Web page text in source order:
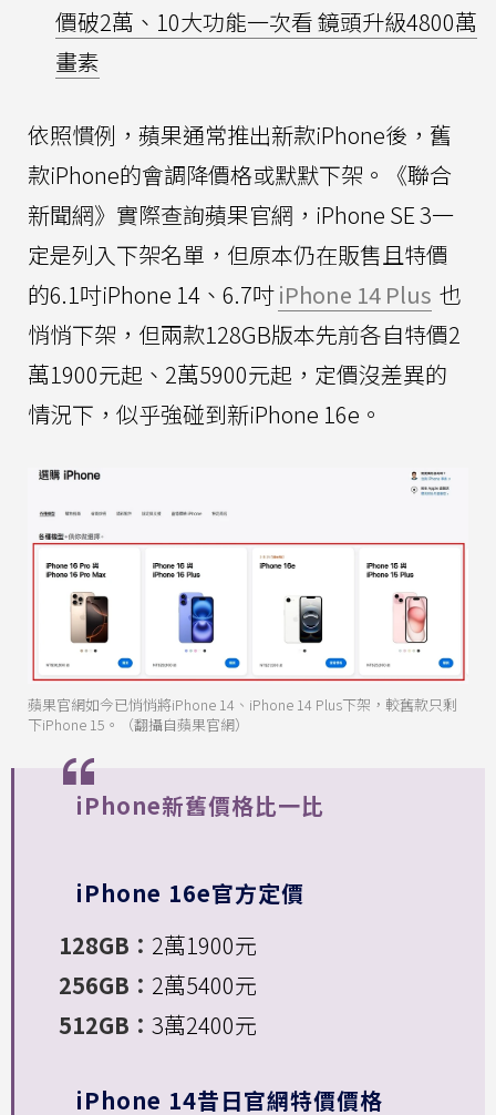
價破2萬、10大功能一次看 鏡頭升級4800萬
畫素
依照慣例，蘋果通常推出新款iPhone後，舊
款iPhone的會調降價格或默默下架。《聯合
新聞網》實際查詢蘋果官網，iPhone SE 3一
定是列入下架名單，但原本仍在販售且特價
的6.1吋iPhone 14、6.7吋iPhone 14 Plus 也
悄悄下架，但兩款128GB版本先前各自特價2
萬1900元起、2萬5900元起，定價沒差異的
情況下，似乎強碰到新iPhone 16e。
蘋果官網如今已悄悄將iPhone 14、iPhone 14 Plus下架，較舊款只剩
下iPhone 15。（翻攝自蘋果官網）
iPhone新舊價格比一比
iPhone 16e官方定價
128GB： 2萬1900元
256GB： 2萬5400元
512GB： 3萬2400元
iPhone 14昔日官網特價價格